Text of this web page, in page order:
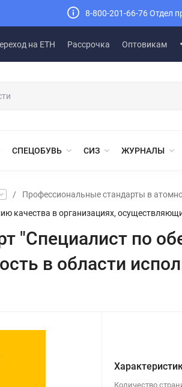
8-800-201-66-76 Отдел
на ЕТН Рассрочка Оптовикам
СПЕЦОБУВЬ СИЗ ЖУРНАЛЫ
/
Профессиональные стандарты в
качества в организациях,
"Специалист по
в области
Количество